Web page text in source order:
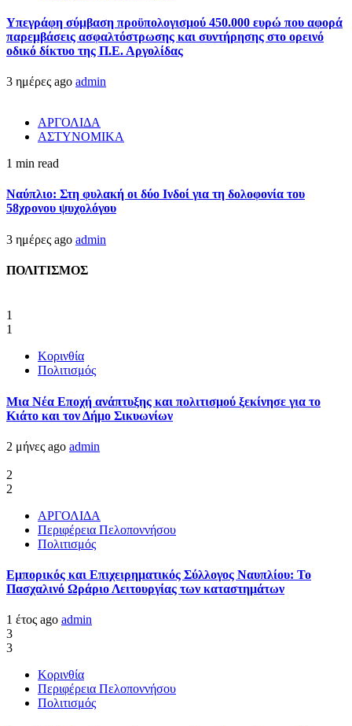
Υπεγράφη σύμβαση προϋπολογισμού 450.000 ευρώ που αφορά
παρεμβάσεις ασφαλτόστρωσης και συντήρησης στο ορεινό
οδικό δίκτυο της Π.Ε. Αργολίδας
3 ημέρες ago admin
ΑΡΓΟΛΙΔΑ
ΑΣΤΥΝΟΜΙΚΑ
1 min read
Ναύπλιο: Στη φυλακή οι δύο Ινδοί για τη δολοφονία του
58χρονου ψυχολόγου
3 ημέρες ago admin
ΠΟΛΙΤΙΣΜΟΣ
1
1
Κορινθία
Πολιτισμός
Μια Νέα Εποχή ανάπτυξης και πολιτισμού ξεκίνησε για το
Κιάτο και τον Δήμο Σικυωνίων
2 μήνες ago admin
2
2
ΑΡΓΟΛΙΔΑ
Περιφέρεια Πελοποννήσου
Πολιτισμός
Εμπορικός και Επιχειρηματικός Σύλλογος Ναυπλίου: Το
Πασχαλινό Ωράριο Λειτουργίας των καταστημάτων
1 έτος ago admin
3
3
Κορινθία
Περιφέρεια Πελοποννήσου
Πολιτισμός